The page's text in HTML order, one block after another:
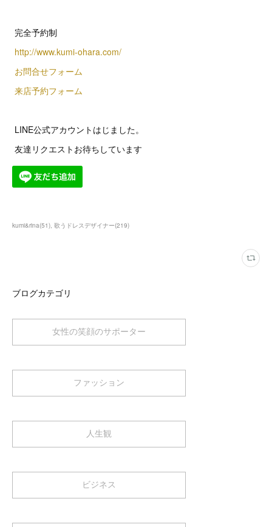
完全予約制
http://www.kumi-ohara.com/
お問合せフォーム
来店予約フォーム
LINE公式アカウントはじました。
友達リクエストお待ちしています
kumi&rina(51) 歌うドレスデザイナー(219)
ブログカテゴリ
女性の笑顔のサポーター
ファッション
人生観
ビジネス